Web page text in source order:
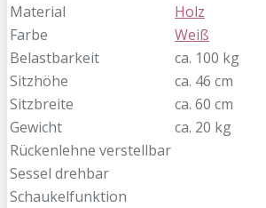
Material
Holz
Farbe
Weiß
Belastbarkeit
ca. 100 kg
Sitzhöhe
ca. 46 cm
Sitzbreite
ca. 60 cm
Gewicht
ca. 20 kg
Rückenlehne verstellbar
Sessel drehbar
Schaukelfunktion